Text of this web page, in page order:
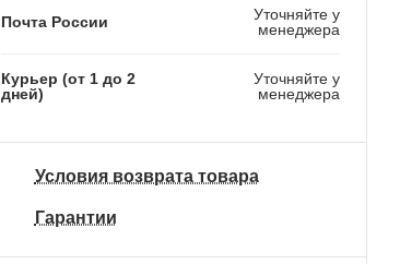
Почта России
Уточняйте у
менеджера
Курьер (от 1 до 2
дней)
Уточняйте у
менеджера
Условия возврата товара
Гарантии